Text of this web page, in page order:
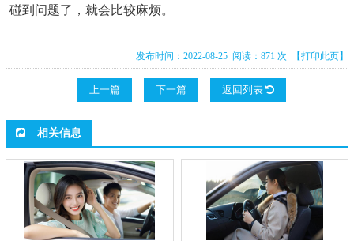
碰到问题了，就会比较麻烦。
发布时间：2022-08-25 阅读：871 次 【打印此页】
上一篇 下一篇 返回列表
相关信息